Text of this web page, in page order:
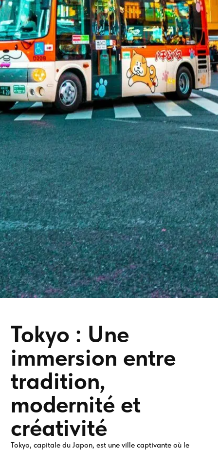
Tokyo : Une
immersion entre
tradition,
modernité et
créativité
Tokyo, capitale du Japon, est une ville captivante où le